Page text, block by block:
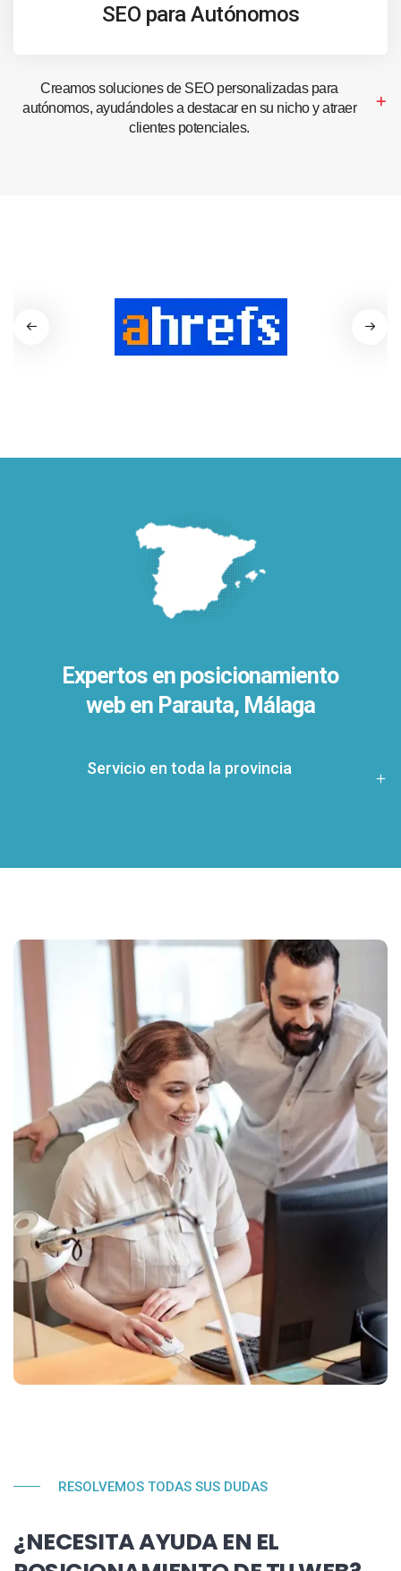
SEO para Autónomos
Creamos soluciones de SEO personalizadas para
autónomos, ayudándoles a destacar en su nicho y atraer
clientes potenciales.
Expertos en posicionamiento
web en Parauta, Málaga
Servicio en toda la provincia
RESOLVEMOS TODAS SUS DUDAS
¿NECESITA AYUDA EN EL